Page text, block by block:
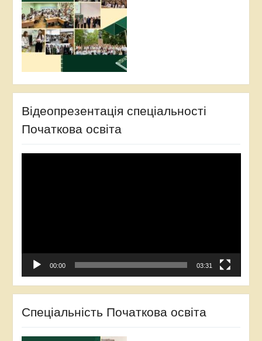
Відеопрезентація спеціальності
Початкова освіта
00:00 03:31
Спеціальність Початкова освіта